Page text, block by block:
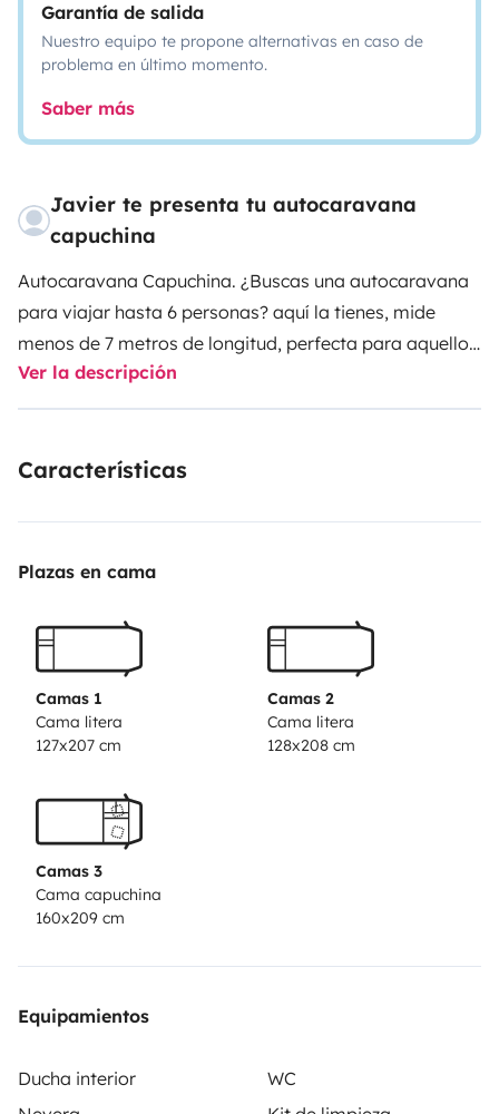
Garantía de salida
Nuestro equipo te propone alternativas en caso de
problema en último momento.
Saber más
Javier te presenta tu autocaravana
capuchina
Autocaravana Capuchina. ¿Buscas una autocaravana
para viajar hasta 6 personas? aquí la tienes, mide
menos de 7 metros de longitud, perfecta para aquellos
que necesiten espacio extra para sus viajes. Con
cambio automático, asistentemantenimiento de
viajar en familia. No pases calor con su
decidimos quitarlo e instalar el inodoro Clesana C1, un
usar todo el papel que quieras e incluso puedes echar
directamente en el contendor de basura mediante su
sistema de bolsas termoselladas.Si estás pensando
vivienda te permite climatizar la autocaravana cuando
estamos enchufados en el camping, o si eres de los
que quiere echarse una siesta fresquito cuando vas de
ruta, gracias a la batería de litio y el Modo Isla, el aire
(autonomía limitada).Y hablando de enchufar,
tienes que seguir conectando en remoto con el portátil,
220v que permite enchufar estos equipos para ser un
Ver la descripción
Características
Plazas en cama
Camas 1
Cama litera
127x207 cm
Camas 2
Cama litera
128x208 cm
Camas 3
Cama capuchina
160x209 cm
Equipamientos
Ducha interior
WC